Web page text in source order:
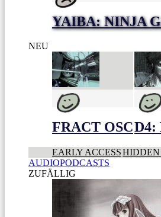
YAIBA: NINJA
NEU
FRACT OSCD4:
EARLY ACCESSHIDDEN
AUDIOPODCASTS
ZUFÄLLIG